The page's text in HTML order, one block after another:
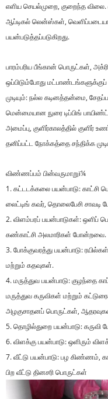
எளிய செயல்முறை, குறைந்த
ஆப்டிகல் லென்ஸ்கள்,
பயன்படுத்தப்படுகிறது.
பாரம்பரிய பீங்கான் பொருட்கள்,
ஒப்பிடும்போது மட்பாண்டங்களுக்குப்
முடியும்: நல்ல கடினத்தன்மை,
மென்மையான நுரை டிப்பிங்
அமைப்பு, குளிர்காலத்தில்
தனிப்பட்ட நோக்கத்தை சந்திக்க
விண்ணப்பம் பின்வருமாறுï¼
1. கட்டடக்கலை பயன்பாடு: காட்சி
லைட்டிங் கவர், தொலைபேசி
2. விளம்பரப் பயன்பாடுகள்:
கண்காட்சி அலமாரிகள் போன்றவை.
3. போக்குவரத்து பயன்பாடு:
மற்றும் கதவுகள்.
4. மருத்துவ பயன்பாடு: குழந்தை
மருத்துவ கருவிகள் மற்றும்
அழகுசாதனப் பொருட்கள்,
5. தொழில்துறை பயன்பாடு: கருவி
6. விளக்கு பயன்பாடு: ஒளிரும்
7. வீட்டு பயன்பாடு: பழ கிண்ணம்,
பிற வீட்டு தினசரி பொருட்கள்